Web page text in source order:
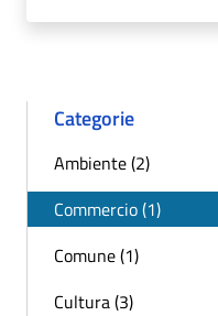
Categorie
Ambiente (2)
Commercio (1)
Comune (1)
Cultura (3)